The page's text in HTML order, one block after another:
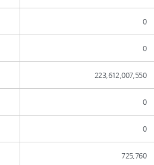
0
0
223,612,007,550
0
0
725,760